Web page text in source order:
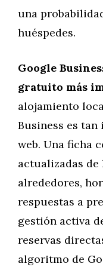
una
huéspedes.
Google
gratuito más
alojamiento
Business es
web. Una ficha
actualizadas
alrededores,
respuestas a
gestión activa
reservas
algoritmo de